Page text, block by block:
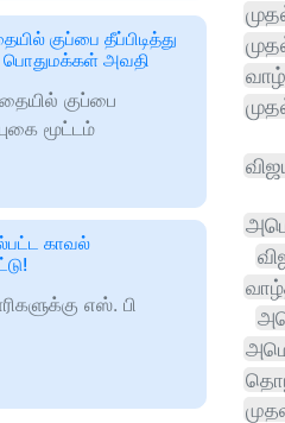
குப்பை தீப்பிடித்து
பொதுமக்கள் அவதி
குப்பை
மூட்டம்
காவல்
எஸ். பி